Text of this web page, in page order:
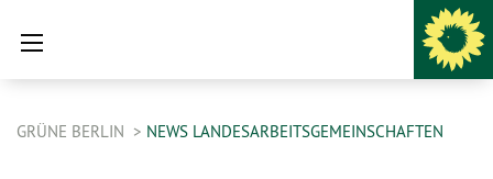
GRÜNE BERLIN NEWS LANDESARBEITSGEMEINSCHAFTEN